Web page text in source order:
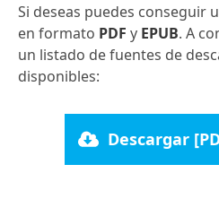
Si deseas puedes conseguir
en formato PDF y EPUB. A
un listado de fuentes de
disponibles:
Descargar